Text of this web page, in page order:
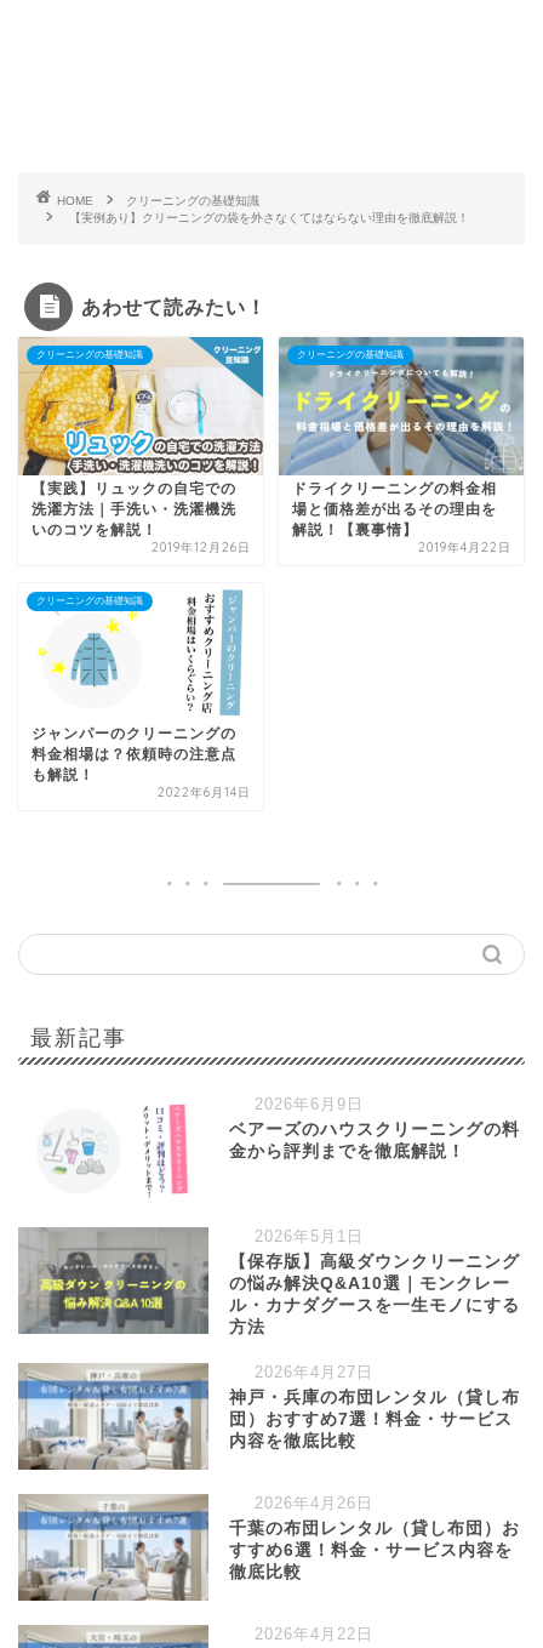
HOME
クリーニングの基礎知識
【実例あり】クリーニングの袋を外さなくてはならない理由を徹底解説！
あわせて読みたい！
クリーニングの基礎知識
【実践】リュックの自宅での
洗濯方法｜手洗い・洗濯機洗
いのコツを解説！
2019年12月26日
クリーニングの基礎知識
ドライクリーニングの料金相
場と価格差が出るその理由を
解説！【裏事情】
2019年4月22日
クリーニングの基礎知識
ジャンパーのクリーニングの
料金相場は？依頼時の注意点
も解説！
2022年6月14日
最新記事
2026年6月9日
ベアーズのハウスクリーニングの料
金から評判までを徹底解説！
2026年5月1日
【保存版】高級ダウンクリーニング
の悩み解決Q&A10選｜モンクレー
ル・カナダグースを一生モノにする
方法
2026年4月27日
神戸・兵庫の布団レンタル（貸し布
団）おすすめ7選！料金・サービス
内容を徹底比較
2026年4月26日
千葉の布団レンタル（貸し布団）お
すすめ6選！料金・サービス内容を
徹底比較
2026年4月22日